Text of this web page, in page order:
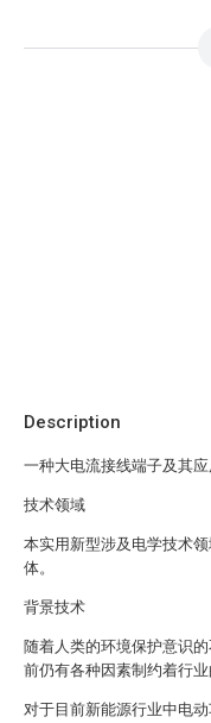
Description
一种大电流接线端子及其
技术领域
本实用新型涉及电学技术
体。
背景技术
随着人类的环境保护意识
前仍有各种因素制约着行
对于目前新能源行业中电